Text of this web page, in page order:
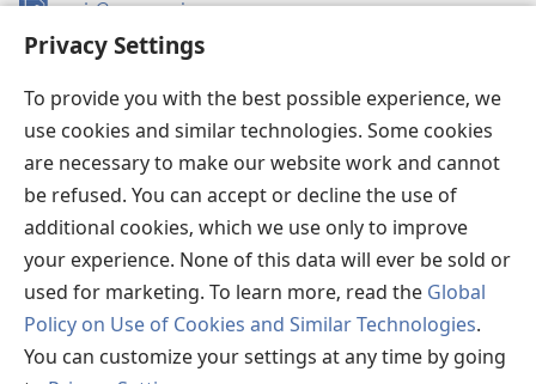
Privacy Settings
To provide you with the best possible experience, we
use cookies and similar technologies. Some cookies
are necessary to make our website work and cannot
be refused. You can accept or decline the use of
additional cookies, which we use only to improve
your experience. None of this data will ever be sold or
used for marketing. To learn more, read the Global
Policy on Use of Cookies and Similar Technologies.
You can customize your settings at any time by going
நன்கொடைகள்
new
(opens
JW Hub®
window)JW லைப்ரரி
உவாட்ச்டவர் லைப்ரரி